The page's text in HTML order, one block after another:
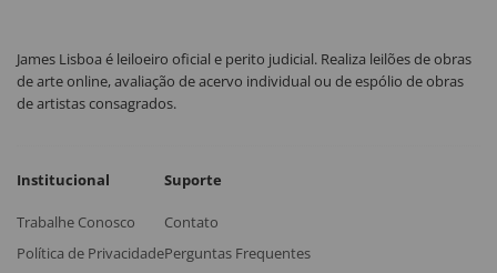
James Lisboa é leiloeiro oficial e perito judicial. Realiza leilões de obras
de arte online, avaliação de acervo individual ou de espólio de obras
de artistas consagrados.
Institucional
Trabalhe Conosco
Política de Privacidade
Suporte
Contato
Perguntas Frequentes